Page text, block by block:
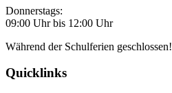
Donnerstags:
09:00 Uhr bis 12:00 Uhr
Während der Schulferien geschlossen!
Quicklinks